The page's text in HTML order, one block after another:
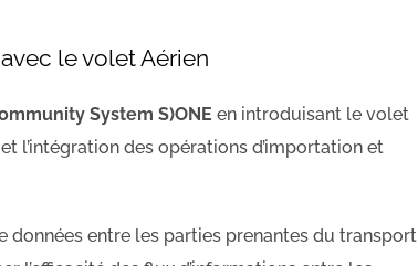
le volet Aérien
System S)ONE en introduisant le volet
l’intégration des opérations d’importation et
données entre les parties prenantes du transport